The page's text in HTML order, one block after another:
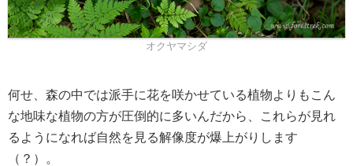
オクヤマシダ
何せ、森の中では派手に花を咲かせている植物よりもこん
な地味な植物の方が圧倒的に多いんだから、これらが見れ
るようになれば自然を見る解像度が爆上がりします
（？）。